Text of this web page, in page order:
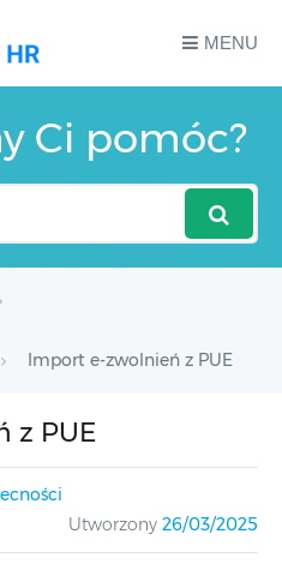
MENU
Ci pomóc?
Import e-zwolnień z PUE
z PUE
Utworzony 26/03/2025